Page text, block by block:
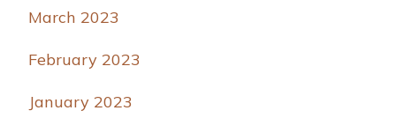
March 2023
February 2023
January 2023